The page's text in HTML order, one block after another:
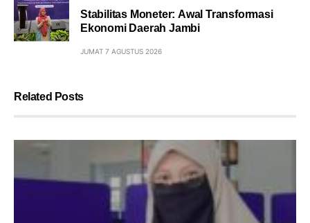
Stabilitas Moneter: Awal Transformasi
Ekonomi Daerah Jambi
JUMAT 7 AGUSTUS 2026
Related Posts